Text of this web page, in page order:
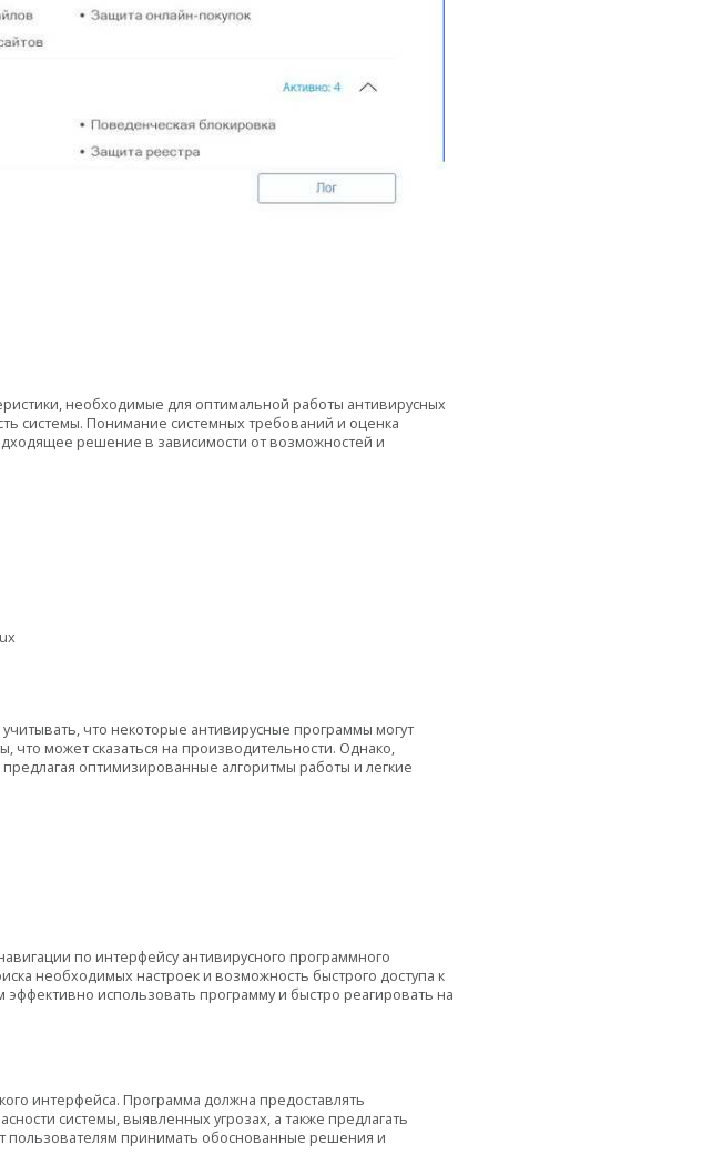
необходимые для оптимальной работы антивирусных
системы. Понимание системных требований и оценка
решение в зависимости от возможностей и
что некоторые антивирусные программы могут
может сказаться на производительности. Однако,
оптимизированные алгоритмы работы и легкие
по интерфейсу антивирусного программного
необходимых настроек и возможность быстрого доступа к
использовать программу и быстро реагировать на
интерфейса. Программа должна предоставлять
системы, выявленных угрозах, а также предлагать
пользователям принимать обоснованные решения и